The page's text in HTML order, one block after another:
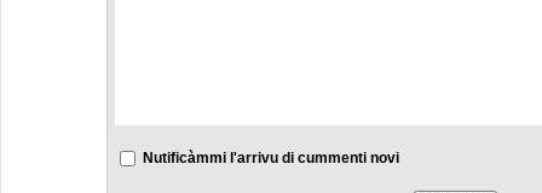
Nutificàmmi l'arrivu di cummenti novi